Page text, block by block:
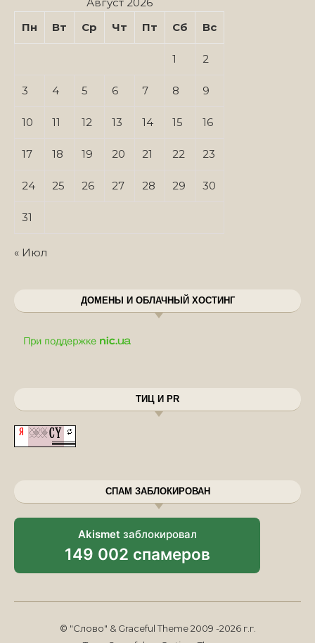
Пн
Вт Ср Чт Пт Сб Вс
1 2
3 4 5 6 7 8 9
10 11 12 13 14 15 16
17 18 19 20 21 22 23
24 25 26 27 28 29 30
31
« Июл
ДОМЕНЫ И ОБЛАЧНЫЙ ХОСТИНГ
ТИЦ И PR
СПАМ ЗАБЛОКИРОВАН
Akismet заблокировал
149 002 спамеров
© "Слово" & Graceful Theme 2009 -2026 г.г.